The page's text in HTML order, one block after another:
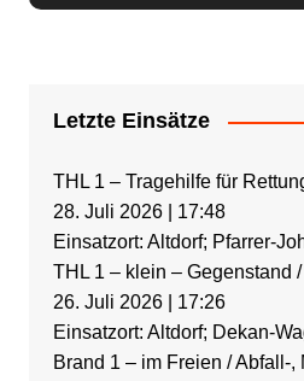
Letzte Einsätze
THL 1 – Tragehilfe für
28. Juli 2026| 17:48
Einsatzort: Altdorf; Pfarrer-
THL 1 – klein – Gegenstand
26. Juli 2026| 17:26
Einsatzort: Altdorf; Dekan-
Brand 1 – im Freien / Abfall-,